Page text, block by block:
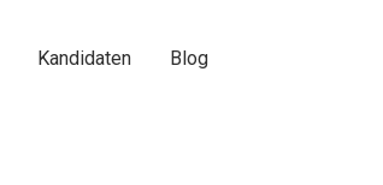
Kandidaten Blog